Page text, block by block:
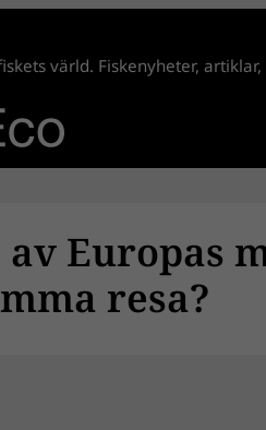
värld. Fiskenyheter,
av Europas
resa?